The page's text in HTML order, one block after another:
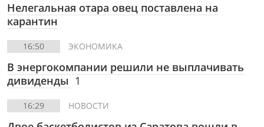
Нелегальная отара овец поставлена на
карантин
16:50 ЭКОНОМИКА
В энергокомпании решили не выплачивать
дивиденды 1
16:29 НОВОСТИ